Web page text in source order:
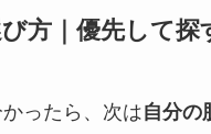
方｜優先して探
ったら、次は自分の